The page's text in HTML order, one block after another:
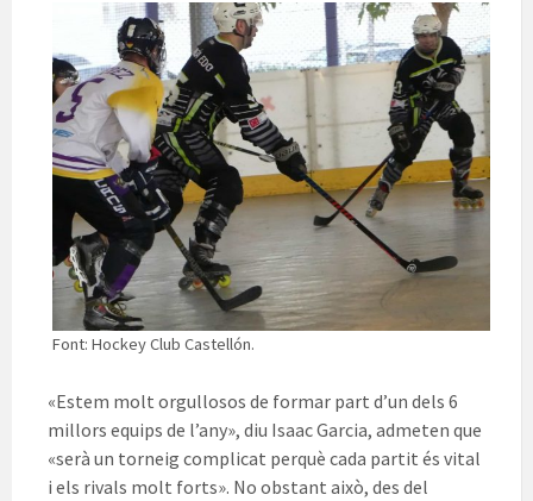
Font: Hockey Club Castellón.
«Estem molt orgullosos de formar part d’un dels 6
millors equips de l’any», diu Isaac Garcia, admeten que
«serà un torneig complicat perquè cada partit és vital
i els rivals molt forts». No obstant això, des del